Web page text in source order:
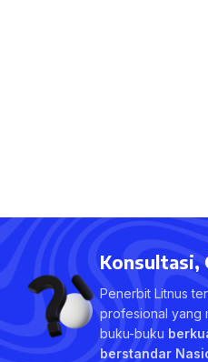
Konsultasi,
Penerbit Litnus
profesional yang
buku-buku
berstandar